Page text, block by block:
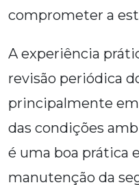
comprometer a
A experiência
revisão periódica
principalmente
das condições
é uma boa prática
manutenção da